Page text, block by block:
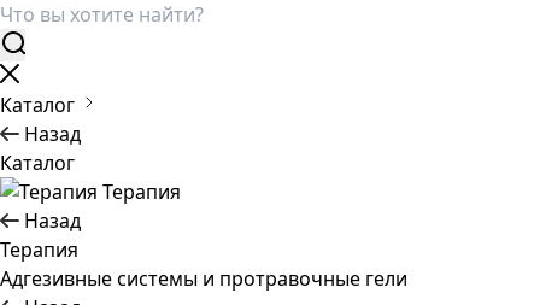
Каталог
Назад
Каталог
Терапия
Назад
Терапия
Адгезивные системы и протравочные гели